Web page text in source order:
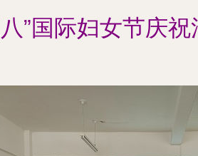
”国际妇女节庆